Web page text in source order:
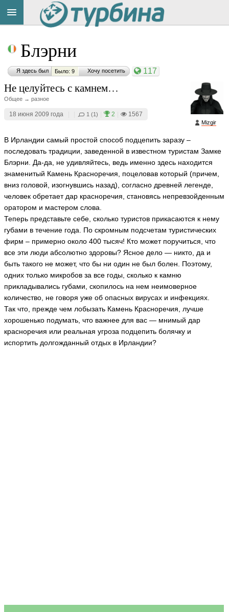
Блэрни
Я здесь был Было: 9 Хочу посетить 117
Mizgir
Не целуйтесь с камнем…
Общее → разное
18 июня 2009 года 1 (1) 2 1567
В Ирландии самый простой способ подцепить заразу –
последовать традиции, заведенной в известном туристам Замке
Блэрни. Да-да, не удивляйтесь, ведь именно здесь находится
знаменитый Камень Красноречия, поцеловав который (причем,
вниз головой, изогнувшись назад), согласно древней легенде,
человек обретает дар красноречия, становясь непревзойденным
оратором и мастером слова.
Теперь представьте себе, сколько туристов прикасаются к нему
губами в течение года. По скромным подсчетам туристических
фирм – примерно около 400 тысяч! Кто может поручиться, что
все эти люди абсолютно здоровы? Ясное дело — никто, да и
быть такого не может, что бы ни один не был болен. Поэтому,
одних только микробов за все годы, сколько к камню
прикладывались губами, скопилось на нем неимоверное
количество, не говоря уже об опасных вирусах и инфекциях.
Так что, прежде чем лобызать Камень Красноречия, лучше
хорошенько подумать, что важнее для вас — мнимый дар
красноречия или реальная угроза подцепить болячку и
испортить долгожданный отдых в Ирландии?
на
сайте: